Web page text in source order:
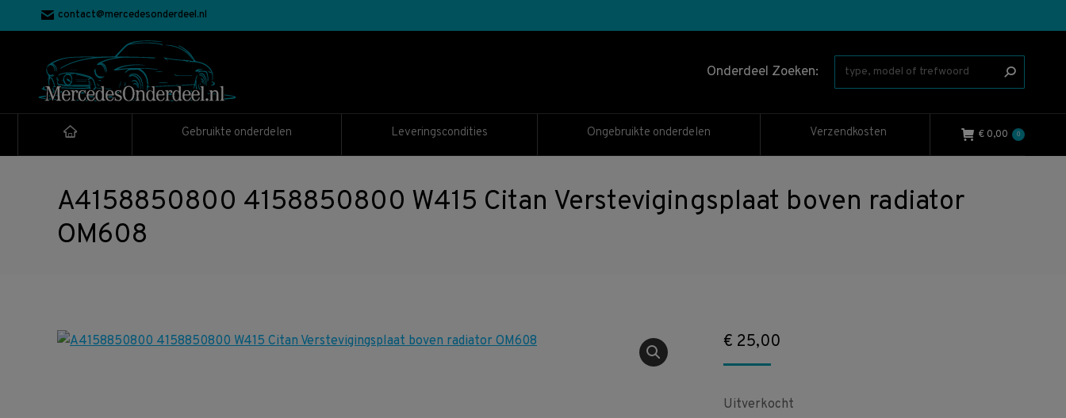
contact@mercedesonderdeel.nl
Onderdeel Zoeken:
Gebruikte onderdelen Leveringscondities Ongebruikte onderdelen Verzendkosten € 0,00 0
A4158850800 4158850800 W415 Citan Verstevigingsplaat boven radiator
OM608
€ 25,00
Uitverkocht